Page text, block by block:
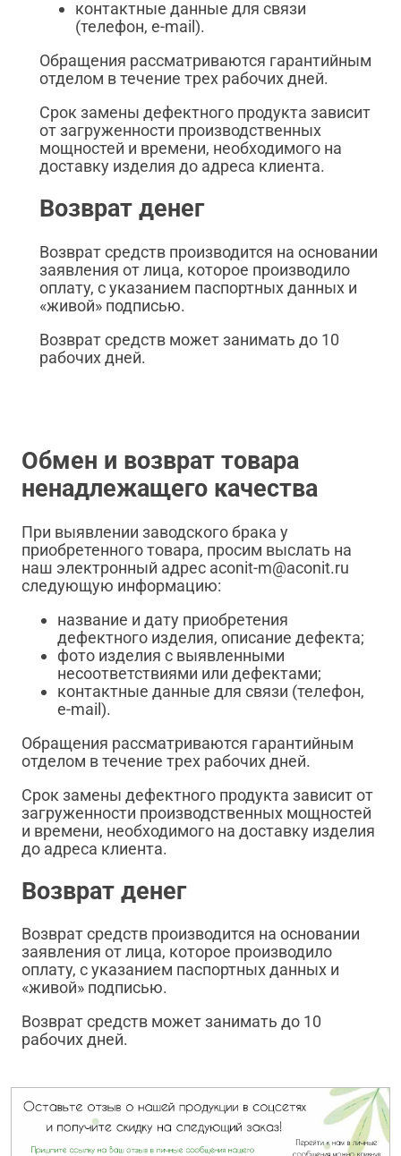
контактные данные для связи
(телефон, e-mail).
Обращения рассматриваются гарантийным
отделом в течение трех рабочих дней.
Срок замены дефектного продукта зависит
от загруженности производственных
мощностей и времени, необходимого на
доставку изделия до адреса клиента.
Возврат денег
Возврат средств производится на основании
заявления от лица, которое производило
оплату, с указанием паспортных данных и
«живой» подписью.
Возврат средств может занимать до 10
рабочих дней.
Обмен и возврат товара
ненадлежащего качества
При выявлении заводского брака у
приобретенного товара, просим выслать на
наш электронный адрес aconit-m@aconit.ru
следующую информацию:
название и дату приобретения
дефектного изделия, описание дефекта;
фото изделия с выявленными
несоответствиями или дефектами;
контактные данные для связи (телефон,
e-mail).
Обращения рассматриваются гарантийным
отделом в течение трех рабочих дней.
Срок замены дефектного продукта зависит от
загруженности производственных мощностей
и времени, необходимого на доставку изделия
до адреса клиента.
Возврат денег
Возврат средств производится на основании
заявления от лица, которое производило
оплату, с указанием паспортных данных и
«живой» подписью.
Возврат средств может занимать до 10
рабочих дней.